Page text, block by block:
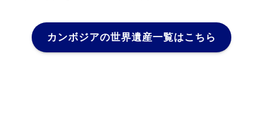
カンボジアの世界遺産一覧はこちら